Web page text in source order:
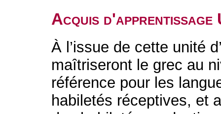
Acquis d'apprentissage
À l’issue de cette unité
maîtriseront le grec au
référence pour les
habiletés réceptives, et